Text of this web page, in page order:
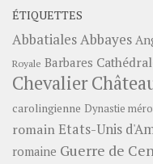
ÉTIQUETTES
Abbatiales Abbayes
Royale Barbares
Chevalier
carolingienne Dynastie
romainEtats-Unis
romaine Guerre de